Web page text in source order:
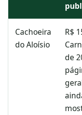
Cachoeira
do Aloísio
R$
de